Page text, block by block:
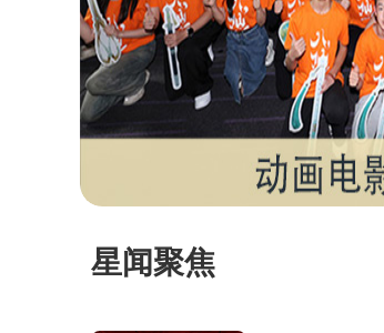
星闻聚焦